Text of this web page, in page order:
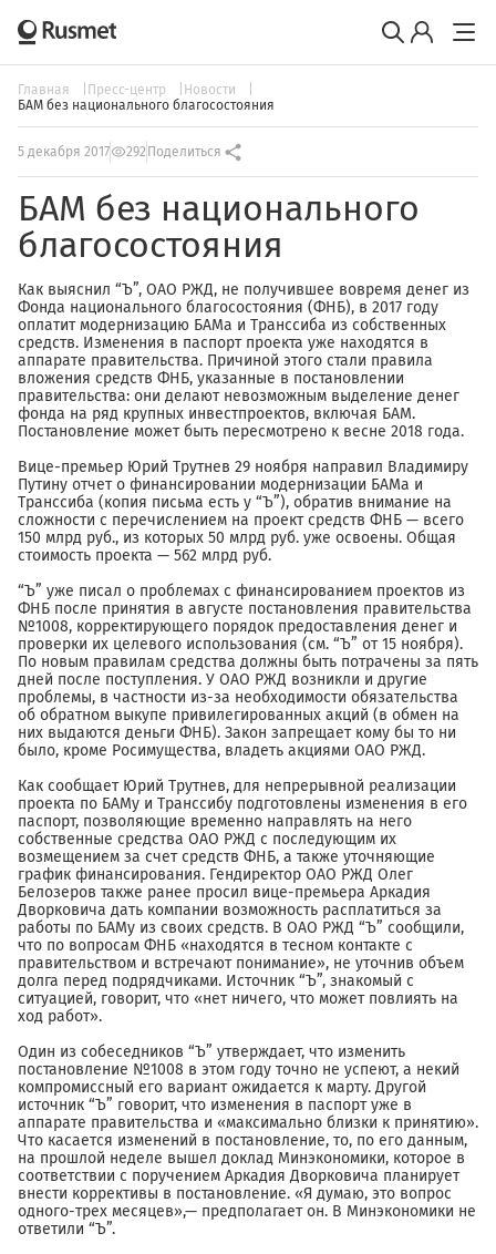
Главная Пресс-центр
Новости
БАМ без национального благосостояния
5 декабря 2017 292 Поделиться
БАМ без национального
благосостояния
Как выяснил “Ъ”, ОАО РЖД, не получившее вовремя денег из
Фонда национального благосостояния (ФНБ), в 2017 году
оплатит модернизацию БАМа и Транссиба из собственных
средств. Изменения в паспорт проекта уже находятся в
аппарате правительства. Причиной этого стали правила
вложения средств ФНБ, указанные в постановлении
правительства: они делают невозможным выделение денег
фонда на ряд крупных инвестпроектов, включая БАМ.
Постановление может быть пересмотрено к весне 2018 года.
Вице-премьер Юрий Трутнев 29 ноября направил Владимиру
Путину отчет о финансировании модернизации БАМа и
Транссиба (копия письма есть у “Ъ”), обратив внимание на
сложности с перечислением на проект средств ФНБ — всего
150 млрд руб., из которых 50 млрд руб. уже освоены. Общая
стоимость проекта — 562 млрд руб.
“Ъ” уже писал о проблемах с финансированием проектов из
ФНБ после принятия в августе постановления правительства
№1008, корректирующего порядок предоставления денег и
проверки их целевого использования (см. “Ъ” от 15 ноября).
По новым правилам средства должны быть потрачены за пять
дней после поступления. У ОАО РЖД возникли и другие
проблемы, в частности из-за необходимости обязательства
об обратном выкупе привилегированных акций (в обмен на
них выдаются деньги ФНБ). Закон запрещает кому бы то ни
было, кроме Росимущества, владеть акциями ОАО РЖД.
Как сообщает Юрий Трутнев, для непрерывной реализации
проекта по БАМу и Транссибу подготовлены изменения в его
паспорт, позволяющие временно направлять на него
собственные средства ОАО РЖД с последующим их
возмещением за счет средств ФНБ, а также уточняющие
график финансирования. Гендиректор ОАО РЖД Олег
Белозеров также ранее просил вице-премьера Аркадия
Дворковича дать компании возможность расплатиться за
работы по БАМу из своих средств. В ОАО РЖД “Ъ” сообщили,
что по вопросам ФНБ «находятся в тесном контакте с
правительством и встречают понимание», не уточнив объем
долга перед подрядчиками. Источник “Ъ”, знакомый с
ситуацией, говорит, что «нет ничего, что может повлиять на
ход работ».
Один из собеседников “Ъ” утверждает, что изменить
постановление №1008 в этом году точно не успеют, а некий
компромиссный его вариант ожидается к марту. Другой
источник “Ъ” говорит, что изменения в паспорт уже в
аппарате правительства и «максимально близки к принятию».
Что касается изменений в постановление, то, по его данным,
на прошлой неделе вышел доклад Минэкономики, которое в
соответствии с поручением Аркадия Дворковича планирует
внести коррективы в постановление. «Я думаю, это вопрос
одного-трех месяцев»,— предполагает он. В Минэкономики не
ответили “Ъ”.